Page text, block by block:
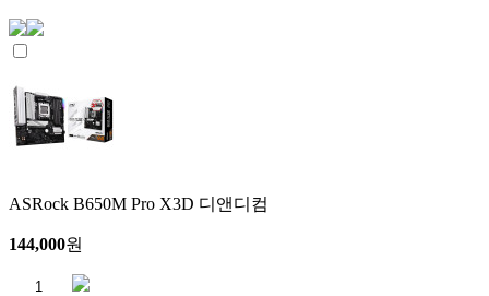
ASRock B650M Pro X3D 디앤디컴
144,000원